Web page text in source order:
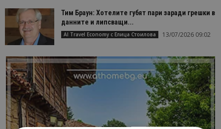
Тим Браун: Хотелите губят пари заради грешки в
данните и липсващи...
AI Travel Economy с Елица Стоилова 13/07/2026 09:02